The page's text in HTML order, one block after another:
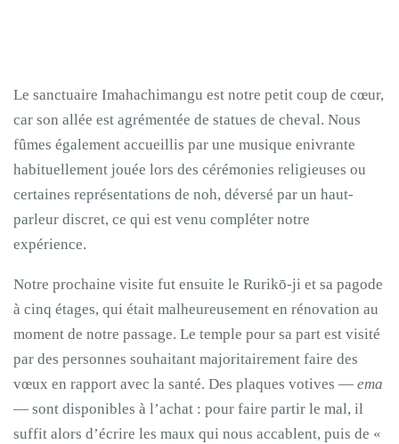
Le sanctuaire Imahachimangu est notre petit coup de cœur,
car son allée est agrémentée de statues de cheval. Nous
fûmes également accueillis par une musique enivrante
habituellement jouée lors des cérémonies religieuses ou
certaines représentations de noh, déversé par un haut-
parleur discret, ce qui est venu compléter notre
expérience.
Notre prochaine visite fut ensuite le Rurikō-ji et sa pagode
à cinq étages, qui était malheureusement en rénovation au
moment de notre passage. Le temple pour sa part est visité
par des personnes souhaitant majoritairement faire des
vœux en rapport avec la santé. Des plaques votives — ema
— sont disponibles à l’achat : pour faire partir le mal, il
suffit alors d’écrire les maux qui nous accablent, puis de «